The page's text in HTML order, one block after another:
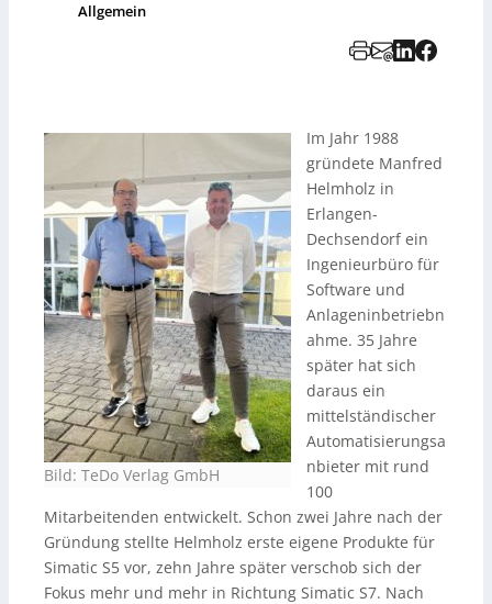
Allgemein
Bild: TeDo Verlag GmbH
Im Jahr 1988
gründete Manfred
Helmholz in
Erlangen-
Dechsendorf ein
Ingenieurbüro für
Software und
Anlageninbetriebn
ahme. 35 Jahre
später hat sich
daraus ein
mittelständischer
Automatisierungsa
nbieter mit rund
100
Mitarbeitenden entwickelt. Schon zwei Jahre nach der
Gründung stellte Helmholz erste eigene Produkte für
Simatic S5 vor, zehn Jahre später verschob sich der
Fokus mehr und mehr in Richtung Simatic S7. Nach